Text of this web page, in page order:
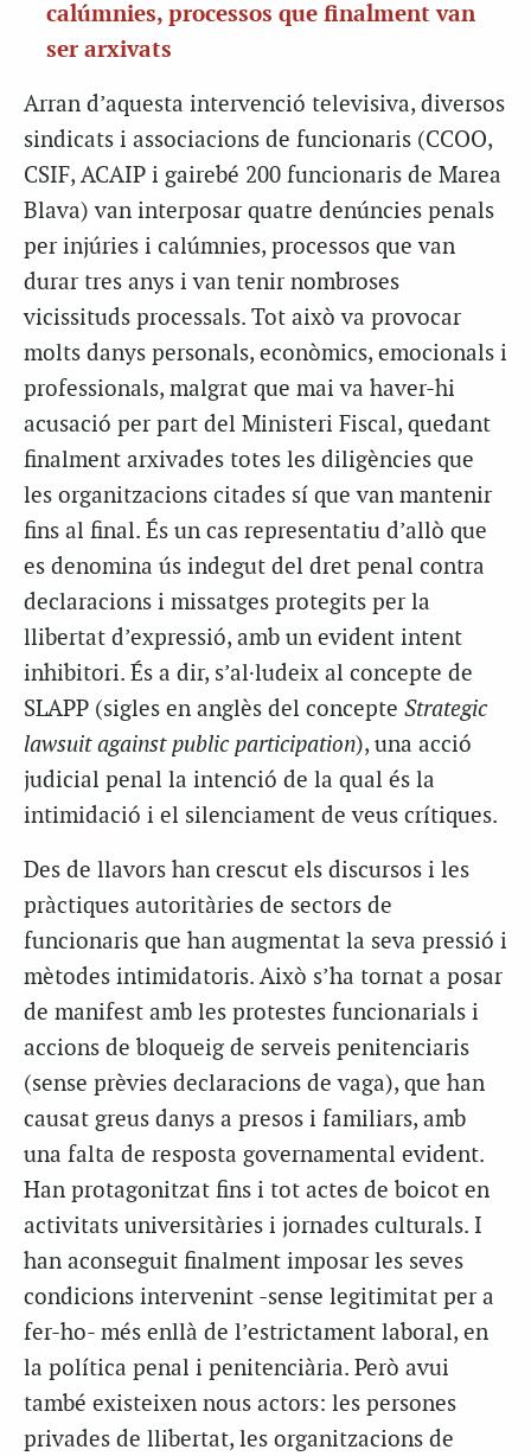
calúmnies, processos que finalment van
ser arxivats
Arran d’aquesta intervenció televisiva, diversos
sindicats i associacions de funcionaris (CCOO,
CSIF, ACAIP i gairebé 200 funcionaris de Marea
Blava) van interposar quatre denúncies penals
per injúries i calúmnies, processos que van
durar tres anys i van tenir nombroses
vicissituds processals. Tot això va provocar
molts danys personals, econòmics, emocionals i
professionals, malgrat que mai va haver-hi
acusació per part del Ministeri Fiscal, quedant
finalment arxivades totes les diligències que
les organitzacions citades sí que van mantenir
fins al final. És un cas representatiu d’allò que
es denomina ús indegut del dret penal contra
declaracions i missatges protegits per la
llibertat d’expressió, amb un evident intent
inhibitori. És a dir, s’al·ludeix al concepte de
SLAPP (sigles en anglès del concepte Strategic
lawsuit against public participation), una acció
judicial penal la intenció de la qual és la
intimidació i el silenciament de veus crítiques.
Des de llavors han crescut els discursos i les
pràctiques autoritàries de sectors de
funcionaris que han augmentat la seva pressió i
mètodes intimidatoris. Això s’ha tornat a posar
de manifest amb les protestes funcionarials i
accions de bloqueig de serveis penitenciaris
(sense prèvies declaracions de vaga), que han
causat greus danys a presos i familiars, amb
una falta de resposta governamental evident.
Han protagonitzat fins i tot actes de boicot en
activitats universitàries i jornades culturals. I
han aconseguit finalment imposar les seves
condicions intervenint -sense legitimitat per a
fer-ho- més enllà de l’estrictament laboral, en
la política penal i penitenciària. Però avui
també existeixen nous actors: les persones
privades de llibertat, les organitzacions de